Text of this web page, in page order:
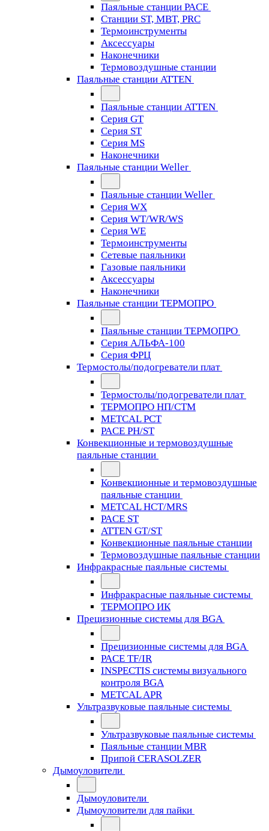
Паяльные станции PACE
Станции ST, MBT, PRC
Термоинструменты
Аксессуары
Наконечники
Термовоздушные станции
Паяльные станции ATTEN
Паяльные станции ATTEN
Серия GT
Серия ST
Серия MS
Наконечники
Паяльные станции Weller
Паяльные станции Weller
Серия WX
Серия WT/WR/WS
Серия WE
Термоинструменты
Сетевые паяльники
Газовые паяльники
Аксессуары
Наконечники
Паяльные станции ТЕРМОПРО
Паяльные станции ТЕРМОПРО
Серия АЛЬФА-100
Серия ФРЦ
Термостолы/подогреватели плат
Термостолы/подогреватели плат
ТЕРМОПРО НП/СТМ
METCAL PCT
PACE PH/ST
Конвекционные и термовоздушные
паяльные станции
Конвекционные и термовоздушные
паяльные станции
METCAL HCT/MRS
PACE ST
ATTEN GT/ST
Конвекционные паяльные станции
Термовоздушные паяльные станции
Инфракрасные паяльные системы
Инфракрасные паяльные системы
ТЕРМОПРО ИК
Прецизионные системы для BGA
Прецизионные системы для BGA
PACE TF/IR
INSPECTIS системы визуального
контроля BGA
METCAL APR
Ультразвуковые паяльные системы
Ультразвуковые паяльные системы
Паяльные станции MBR
Припой CERASOLZER
Дымоуловители
Дымоуловители
Дымоуловители для пайки